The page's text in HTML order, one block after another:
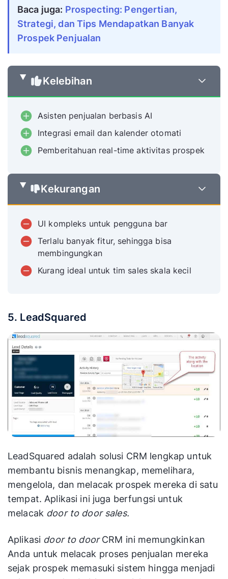
Baca juga: Prospecting: Pengertian,
Strategi, dan Tips Mendapatkan Banyak
Prospek Penjualan
Kelebihan
Asisten penjualan berbasis AI
Integrasi email dan kalender otomati
Pemberitahuan real-time aktivitas prospek
Kekurangan
UI kompleks untuk pengguna bar
Terlalu banyak fitur, sehingga bisa
membingungkan
Kurang ideal untuk tim sales skala kecil
5. LeadSquared
LeadSquared adalah solusi CRM lengkap untuk
membantu bisnis menangkap, memelihara,
mengelola, dan melacak prospek mereka di satu
tempat. Aplikasi ini juga berfungsi untuk
melacak door to door sales.
Aplikasi door to doorCRM ini memungkinkan
Anda untuk melacak proses penjualan mereka
sejak prospek memasuki sistem hingga menjadi